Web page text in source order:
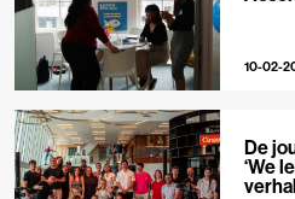
10-02-
De
‘We